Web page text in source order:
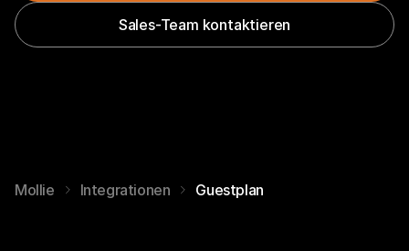
Sales-Team kontaktieren
Mollie Integrationen Guestplan